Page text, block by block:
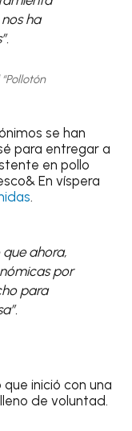
ha
se han
para entregar a
en pollo
En víspera
.
ahora,
por
para
que inició con una
de voluntad.